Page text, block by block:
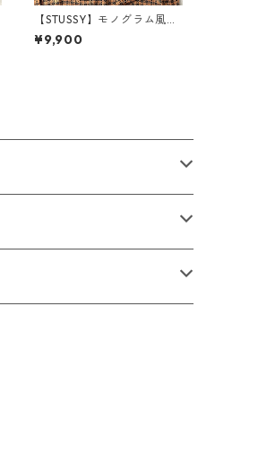
【STUSSY】モノグラム風グ
ラフィカル総柄シャツ 総柄
M 古着 メンズ
¥9,900